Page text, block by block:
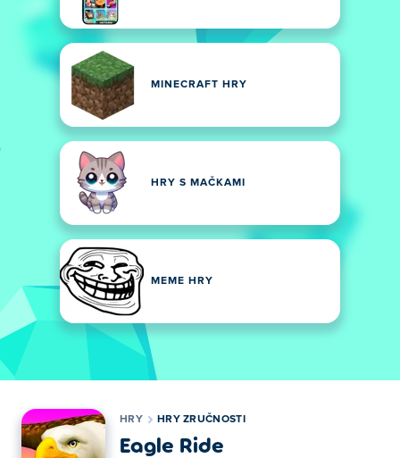
MINECRAFT HRY
HRY S MAČKAMI
MEME HRY
HRY HRY ZRUČNOSTI
Eagle Ride